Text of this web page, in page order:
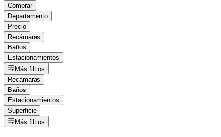
Comprar
Departamento
Precio
Recámaras
Baños
Estacionamientos
Más filtros
Recámaras
Baños
Estacionamientos
Superficie
Más filtros